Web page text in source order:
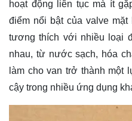
hoạt động liên tục mà ít
điểm nổi bật của valve
tương thích với nhiều loại
nhau, từ nước sạch, hóa
làm cho van trở thành một
cậy trong nhiều ứng dụng